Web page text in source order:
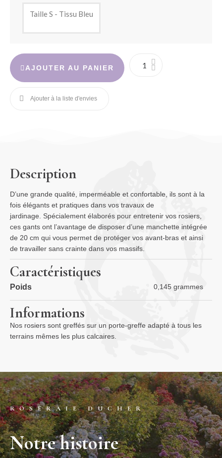
Taille S - Tissu Bleu
AJOUTER AU PANIER
Description
D’une grande qualité, imperméable et confortable, ils sont à la
fois élégants et pratiques dans vos travaux de
jardinage. Spécialement élaborés pour entretenir vos rosiers,
ces gants ont l’avantage de disposer d’une manchette intégrée
de 20 cm qui vous permet de protéger vos avant-bras et ainsi
de travailler sans crainte dans vos massifs.
Caractéristiques
Poids 0,145 grammes
Informations
Nos rosiers sont greffés sur un porte-greffe adapté à tous les
terrains mêmes les plus calcaires.
ROSERAIE DUCHER
Notre histoire